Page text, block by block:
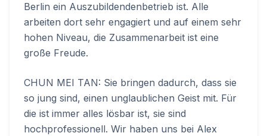
Berlin ein Auszubildendenbetrieb ist. Alle
arbeiten dort sehr engagiert und auf einem sehr
hohen Niveau, die Zusammenarbeit ist eine
große Freude.
CHUN MEI TAN: Sie bringen dadurch, dass sie
so jung sind, einen unglaublichen Geist mit. Für
die ist immer alles lösbar ist, sie sind
hochprofessionell. Wir haben uns bei Alex